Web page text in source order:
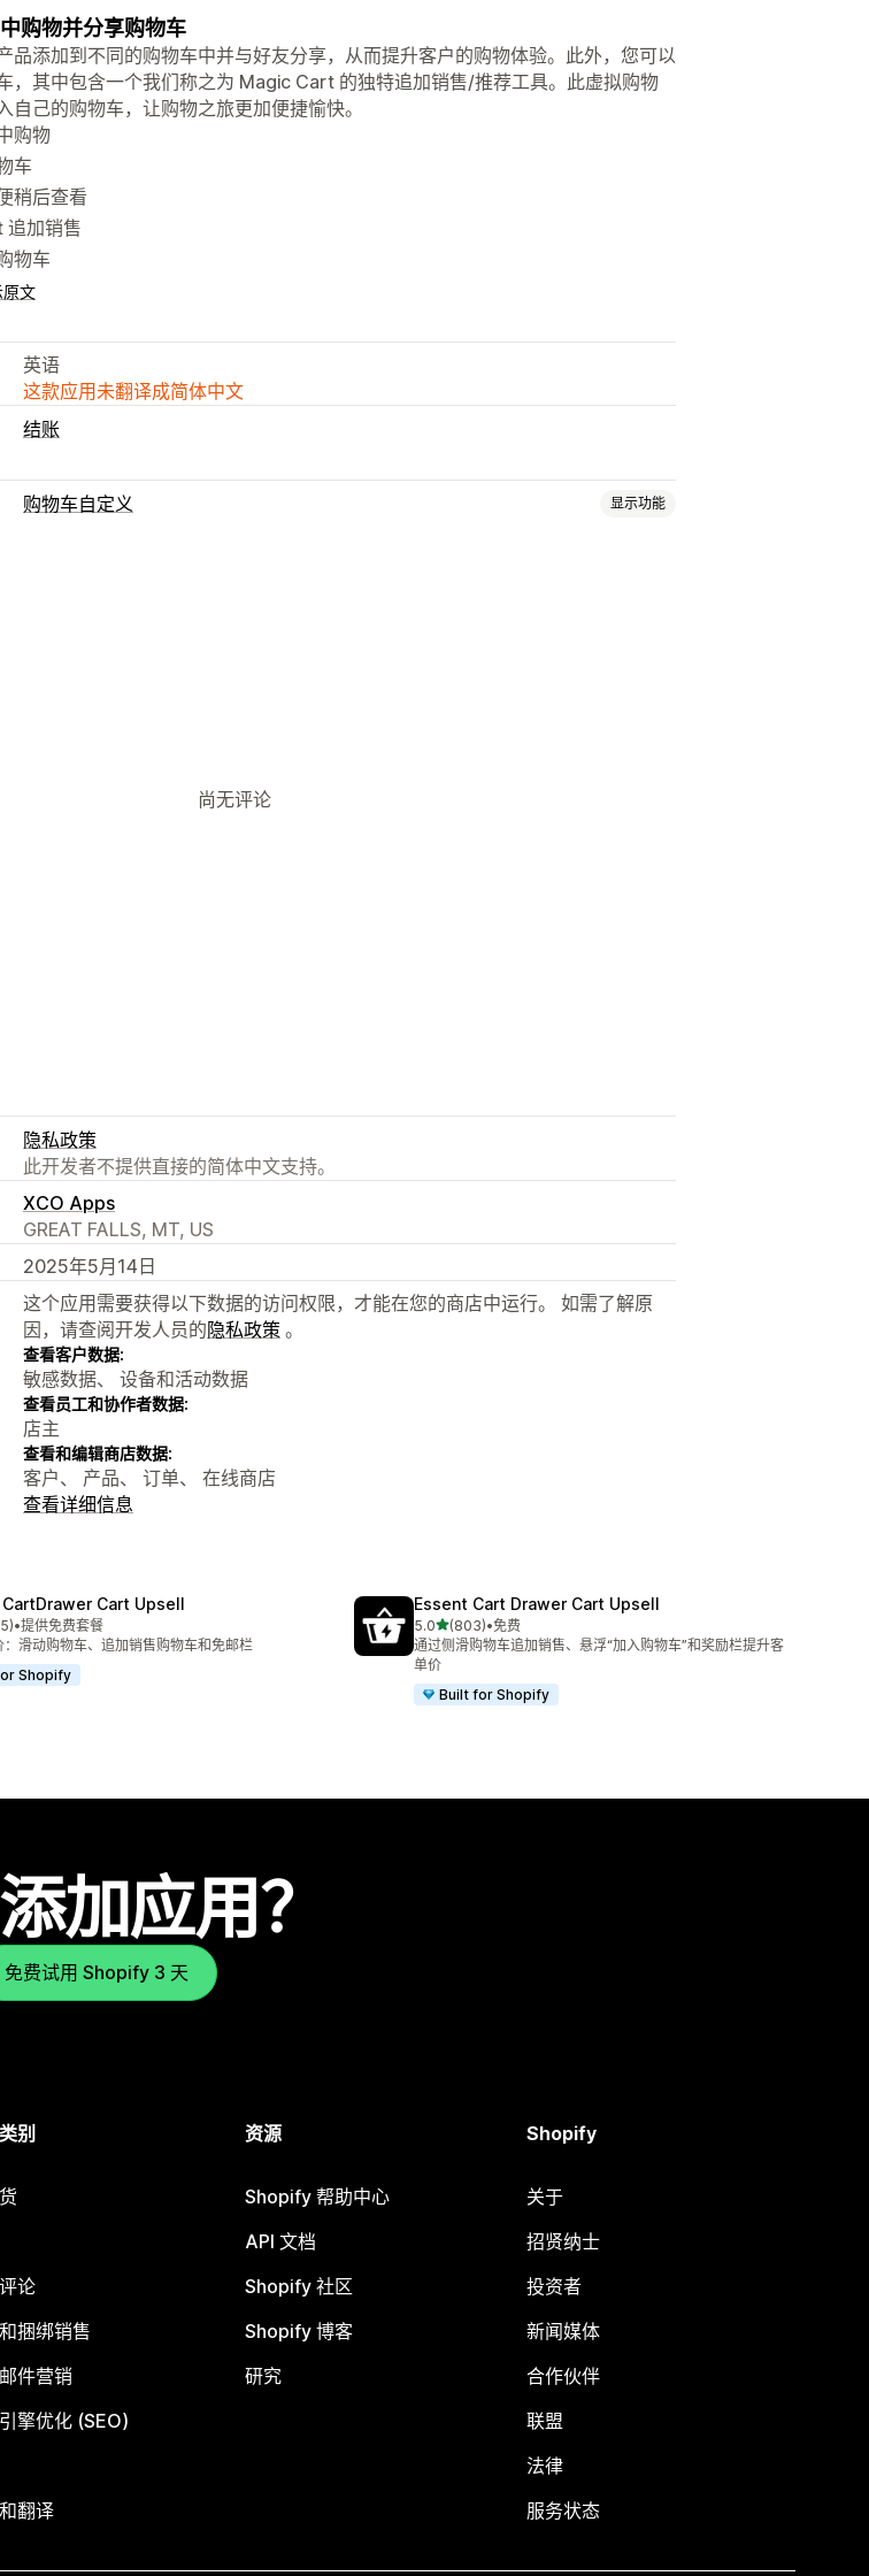
购物并分享购物车
品添加到不同的购物车中并与好友分享，从而提升客户的购物体验。此外，您可以
，其中包含一个我们称之为 Magic Cart 的独特追加销售/推荐工具。此虚拟购物
自己的购物车，让购物之旅更加便捷愉快。
购物
车
稍后查看
追加销售
物车
原文
英语
这款应用未翻译成简体中文
结账
购物车自定义 显示功能
尚无评论
隐私政策
此开发者不提供直接的简体中文支持。
XCO Apps
GREAT FALLS, MT, US
2025年5月14日
这个应用需要获得以下数据的访问权限，才能在您的商店中运行。 如需了解原
因，请查阅开发人员的隐私政策 。
查看客户数据:
敏感数据、 设备和活动数据
查看员工和协作者数据:
店主
查看和编辑商店数据:
客户、 产品、 订单、 在线商店
查看详细信息
Cart Upsell
5 星）
评论
•提供免费套餐
：滑动购物车、追加销售购物车和免邮栏
Shopify
Essent Cart Drawer Cart Upsell
5.0星（满分 5 星）
(803)
总共 803 条评论
•免费
通过侧滑购物车追加销售、悬浮“加入购物车”和奖励栏提升客
单价
Built for Shopify
加应用？
免费试用 Shopify 3 天
别
论
捆绑销售
件营销
擎优化 (SEO)
翻译
资源
Shopify 帮助中心
API 文档
Shopify 社区
Shopify 博客
研究
Shopify
关于
招贤纳士
投资者
新闻媒体
合作伙伴
联盟
法律
服务状态